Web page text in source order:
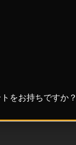
をお持ちですか？